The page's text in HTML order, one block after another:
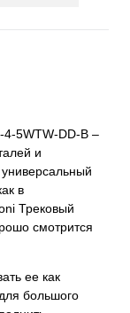
4-5WTW-DD-B –
и
универсальный
в
Трековый
смотрится
ее как
большого